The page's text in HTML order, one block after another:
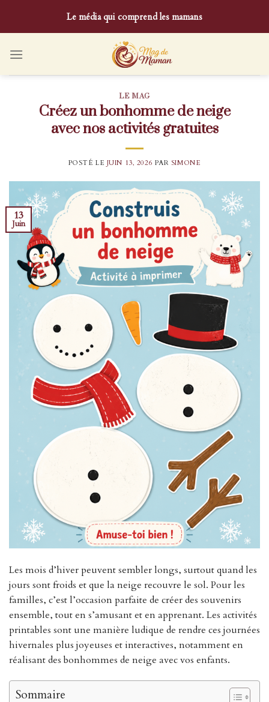
content
Le média qui comprend les mamans
LE MAG
Créez un bonhomme de neige
avec nos activités gratuites
POSTÉ LE JUIN 13, 2026 PAR SIMONE
13
Juin
Les mois d’hiver peuvent sembler longs, surtout quand les
jours sont froids et que la neige recouvre le sol. Pour les
familles, c’est l’occasion parfaite de créer des souvenirs
ensemble, tout en s’amusant et en apprenant. Les activités
printables sont une manière ludique de rendre ces journées
hivernales plus joyeuses et interactives, notamment en
réalisant des bonhommes de neige avec vos enfants.
Sommaire